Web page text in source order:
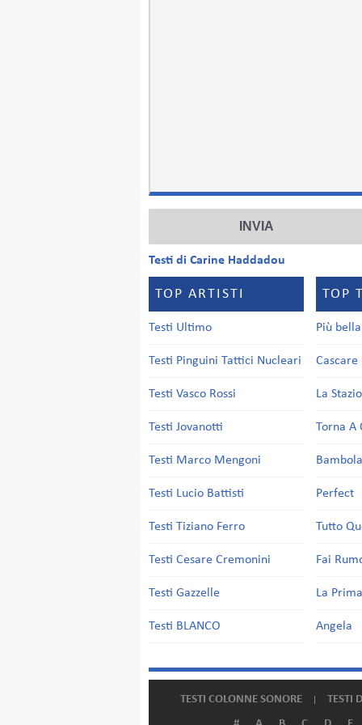
Testi di Carine Haddadou
TOP ARTISTI
Testi Ultimo
Testi Pinguini Tattici Nucleari
Testi Vasco Rossi
Testi Jovanotti
Testi Marco Mengoni
Testi Lucio Battisti
Testi Tiziano Ferro
Testi Cesare Cremonini
Testi Gazzelle
Testi BLANCO
TOP
Più
Cascare
La
Torna A
Bambola
Perfect
Tutto
Fai
La
Angela
TESTI COLONNE SONORE TESTI